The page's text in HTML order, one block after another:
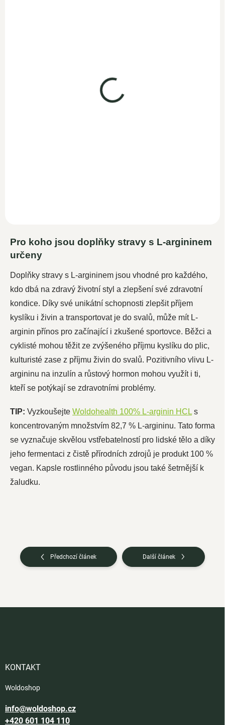
Pro koho jsou doplňky stravy s L-argininem
určeny
Doplňky stravy s L-argininem jsou vhodné pro každého,
kdo dbá na zdravý životní styl a zlepšení své zdravotní
kondice. Díky své unikátní schopnosti zlepšit příjem
kyslíku i živin a transportovat je do svalů, může mít L-
arginin přínos pro začínající i zkušené sportovce. Běžci a
cyklisté mohou těžit ze zvýšeného příjmu kyslíku do plic,
kulturisté zase z příjmu živin do svalů. Pozitivního vlivu L-
argininu na inzulín a růstový hormon mohou využít i ti,
kteří se potýkají se zdravotními problémy.
TIP: Vyzkoušejte Woldohealth 100% L-arginin HCL s
koncentrovaným množstvím 82,7 % L-argininu. Tato forma
se vyznačuje skvělou vstřebatelností pro lidské tělo a díky
jeho fermentaci z čistě přírodních zdrojů je produkt 100 %
vegan. Kapsle rostlinného původu jsou také šetrnější k
žaludku.
Předchozí článek Další článek
KONTAKT
Woldoshop
info@woldoshop.cz
+420 601 104 110